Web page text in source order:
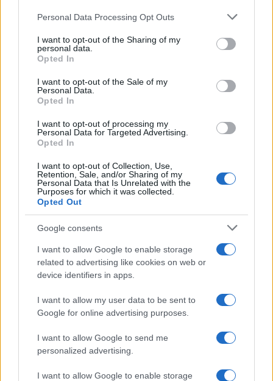
Please note that this website/app uses one or more Google
not limited to your visit or usage behaviour. You may click to
grant or deny consent to Google and its third-party tags to
use your data for below specified purposes in below Google
consent section.
Personal Data Processing Opt Outs
I want to opt-out of the Sharing of my
personal data.
Opted In
I want to opt-out of the Sale of my
Personal Data.
Opted In
I want to opt-out of processing my
Personal Data for Targeted Advertising.
Opted In
I want to opt-out of Collection, Use,
Retention, Sale, and/or Sharing of my
Personal Data that Is Unrelated with the
Purposes for which it was collected.
Opted Out
Google consents
I want to allow Google to enable storage
related to advertising like cookies on web or
device identifiers in apps.
I want to allow my user data to be sent to
Google for online advertising purposes.
I want to allow Google to send me
personalized advertising.
I want to allow Google to enable storage
Izrael-ellenes LMBTQ-aktivistát
2024. június 25.
Biden antiszemitizmusról beszélt
a Fehér Ház hanukai
rendezvényén
2022. december 21.